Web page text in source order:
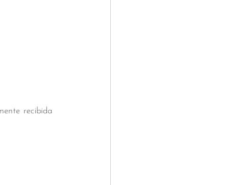
recibida